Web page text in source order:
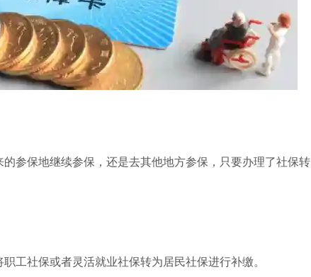
参保地继续参保，还是去其他地方参保，只要办理了社保转
工社保或者灵活就业社保转为居民社保进行补缴。